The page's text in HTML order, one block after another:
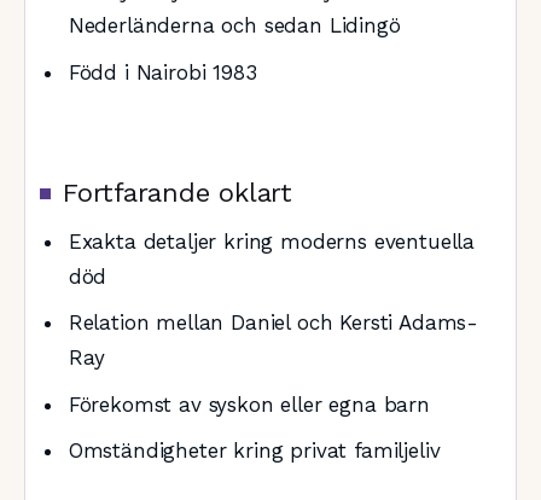
Nederländerna och sedan Lidingö
Född i Nairobi 1983
Fortfarande oklart
Exakta detaljer kring moderns eventuella
död
Relation mellan Daniel och Kersti Adams-
Ray
Förekomst av syskon eller egna barn
Omständigheter kring privat familjeliv